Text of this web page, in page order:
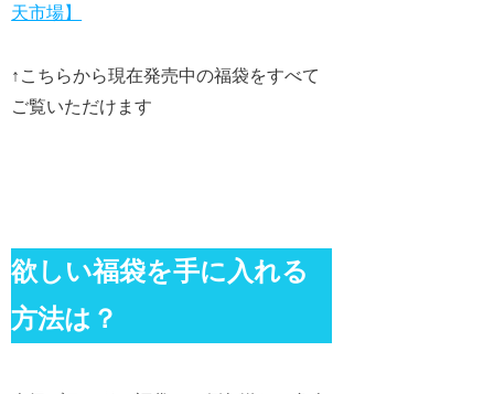
天市場】
↑こちらから現在発売中の福袋をすべて
ご覧いただけます
欲しい福袋を手に入れる
方法は？